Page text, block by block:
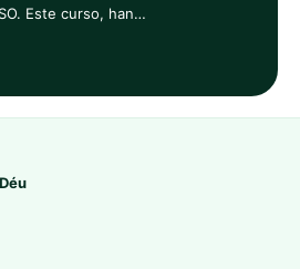
Este curso, han…